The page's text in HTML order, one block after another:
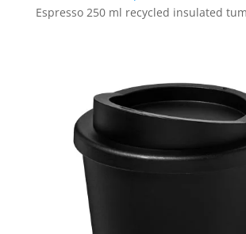
Espresso 250 ml recycled insulated